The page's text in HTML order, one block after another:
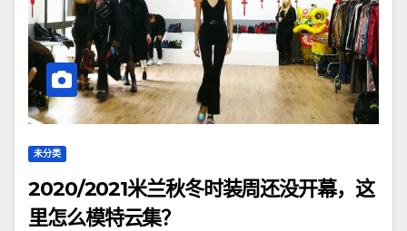
未分类
2020/2021米兰秋冬时装周还没开幕，这
里怎么模特云集？